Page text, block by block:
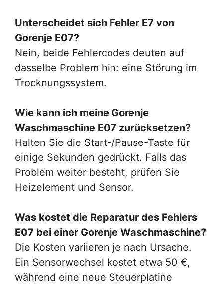
Unterscheidet sich Fehler E7 von
Gorenje E07?
Nein, beide Fehlercodes deuten auf
dasselbe Problem hin: eine Störung im
Trocknungssystem.
Wie kann ich meine Gorenje
Waschmaschine E07 zurücksetzen?
Halten Sie die Start-/Pause-Taste für
einige Sekunden gedrückt. Falls das
Problem weiter besteht, prüfen Sie
Heizelement und Sensor.
Was kostet die Reparatur des Fehlers
E07 bei einer Gorenje Waschmaschine?
Die Kosten variieren je nach Ursache.
Ein Sensorwechsel kostet etwa 50 €,
während eine neue Steuerplatine